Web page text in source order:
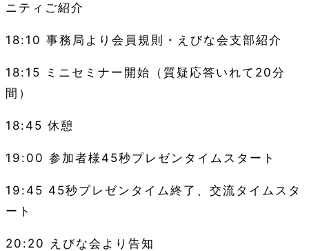
ニティご紹介
18:10 事務局より会員規則・えびな会支部紹介
18:15 ミニセミナー開始（質疑応答いれて2 0分
間）
18:45 休憩
19:00 参加者様 45秒プレゼンタイムスタート
19:45 45秒プレゼンタイム終了、交流タイムスタ
ート
20:20 えびな会より告知